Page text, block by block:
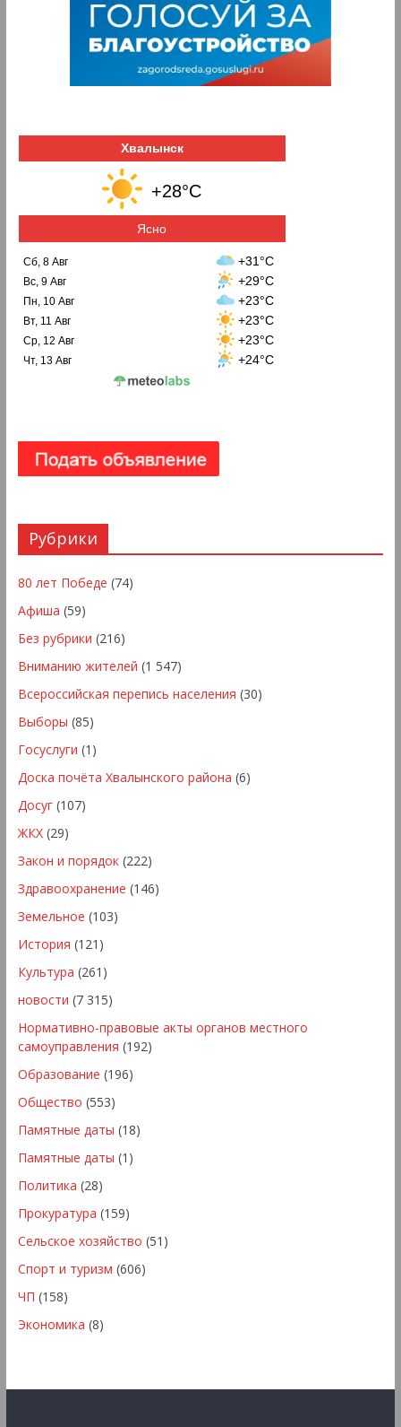
Хвалынск
+28°C
Ясно
Сб, 8 Авг +31°C
Вс, 9 Авг +29°C
Пн, 10 Авг +23°C
Вт, 11 Авг +23°C
Ср, 12 Авг +23°C
Чт, 13 Авг +24°C
Рубрики
80 лет Победе (74)
Афиша (59)
Без рубрики (216)
Вниманию жителей (1 547)
Всероссийская перепись населения (30)
Выборы (85)
Госуслуги (1)
Доска почёта Хвалынского района (6)
Досуг(107)
ЖКХ(29)
Закон и порядок(222)
Здравоохранение (146)
Земельное (103)
История (121)
Культура (261)
новости (7 315)
Нормативно-правовые акты органов местного
самоуправления (192)
Образование (196)
Общество (553)
Памятные даты (18)
Памятные даты (1)
Политика (28)
Прокуратура (159)
Сельское хозяйство (51)
Спорт и туризм (606)
ЧП (158)
Экономика (8)